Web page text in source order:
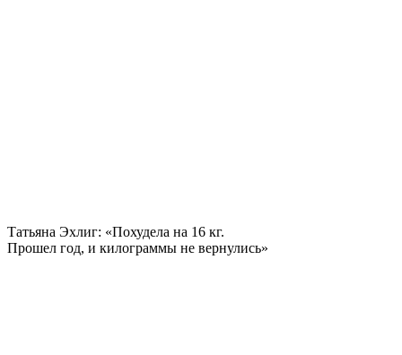
Татьяна Эхлиг: «Похудела на 16 кг.
Прошел год, и килограммы не вернулись»